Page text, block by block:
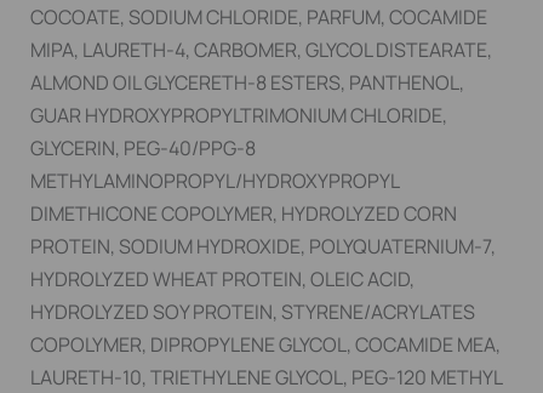
COCOATE, SODIUM CHLORIDE, PARFUM, COCAMIDE
MIPA, LAURETH-4, CARBOMER, GLYCOL DISTEARATE,
ALMOND OIL GLYCERETH-8 ESTERS, PANTHENOL,
GUAR HYDROXYPROPYLTRIMONIUM CHLORIDE,
GLYCERIN, PEG-40/PPG-8
METHYLAMINOPROPYL/HYDROXYPROPYL
DIMETHICONE COPOLYMER, HYDROLYZED CORN
PROTEIN, SODIUM HYDROXIDE, POLYQUATERNIUM-7,
HYDROLYZED WHEAT PROTEIN, OLEIC ACID,
HYDROLYZED SOY PROTEIN, STYRENE/ACRYLATES
COPOLYMER, DIPROPYLENE GLYCOL, COCAMIDE MEA,
LAURETH-10, TRIETHYLENE GLYCOL, PEG-120 METHYL